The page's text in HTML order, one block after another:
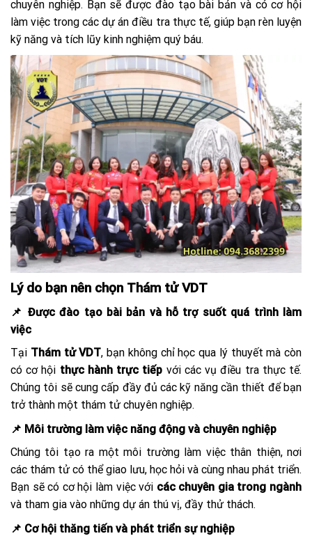
chuyên nghiệp. Bạn sẽ được đào tạo bài bản và có cơ hội
làm việc trong các dự án điều tra thực tế, giúp bạn rèn luyện
kỹ năng và tích lũy kinh nghiệm quý báu.
Lý do bạn nên chọn Thám tử VDT
📌 Được đào tạo bài bản và hỗ trợ suốt quá trình làm
việc
Tại Thám tử VDT, bạn không chỉ học qua lý thuyết mà còn
có cơ hội thực hành trực tiếp với các vụ điều tra thực tế.
Chúng tôi sẽ cung cấp đầy đủ các kỹ năng cần thiết để bạn
trở thành một thám tử chuyên nghiệp.
📌 Môi trường làm việc năng động và chuyên nghiệp
Chúng tôi tạo ra một môi trường làm việc thân thiện, nơi
các thám tử có thể giao lưu, học hỏi và cùng nhau phát triển.
Bạn sẽ có cơ hội làm việc với các chuyên gia trong ngành
và tham gia vào những dự án thú vị, đầy thử thách.
📌 Cơ hội thăng tiến và phát triển sự nghiệp